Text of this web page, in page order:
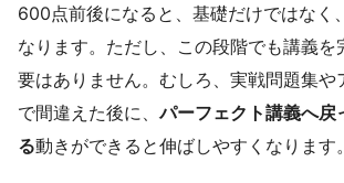
600点前後になると、基礎だけではなく
なります。ただし、この段階でも講義を
要はありません。むしろ、実戦問題集や
で間違えた後に、パーフェクト講義へ戻
る動きができると伸ばしやすくなります。